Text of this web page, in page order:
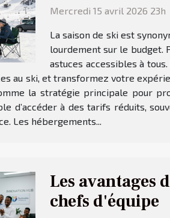
Mercredi 15 avril 2026 23h
La saison de ski est
lourdement sur le budget.
astuces accessibles à
au ski, et transformez votre
la stratégie principale pour
d’accéder à des tarifs réduits,
Les hébergements...
Les avantages
chefs d'équipe